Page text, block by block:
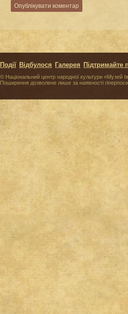
© Національний центр народної культури «Музей
Поширення дозволене лише за наявності
Події Відбулося Галерея Підтримайте